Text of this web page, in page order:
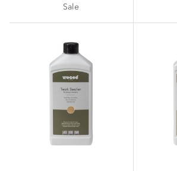
Niet beschikbaar
ADVIESPRIJS
Sale